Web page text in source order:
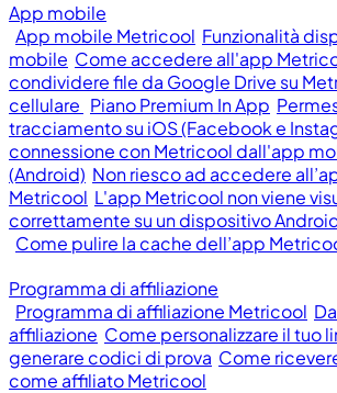
App mobile
App mobile Metricool Funzionalità
mobile Come accedere all'app
condividere file da Google Drive su
cellulare Piano Premium In App
tracciamento su iOS (Facebook e
connessione con Metricool dall'app
(Android) Non riesco ad accedere
Metricool L'app Metricool non viene
correttamente su un dispositivo
Come pulire la cache dell’app
Programma di affiliazione
Programma di affiliazione Metricool
affiliazione Come personalizzare il tuo
generare codici di prova Come
come affiliato Metricool